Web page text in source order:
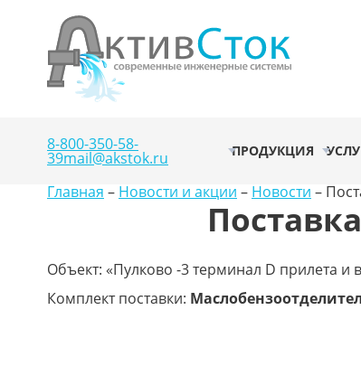
8-800-350-58-
39mail@akstok.ru ПРОДУКЦИЯ
Главная – Новости и акции – Новости –
Объект: «Пулково -3 терминал D прилета и
Комплект поставки: